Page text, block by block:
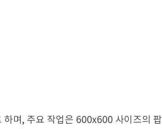
며, 주요 작업은 600x600 사이즈의 팝